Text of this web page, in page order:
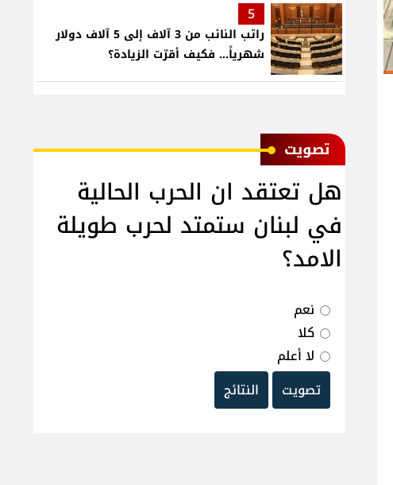
5
راتب النائب من 3 آلاف إلى 5 آلاف دولار
شهرياً... فكيف أقرّت الزيادة؟
ﺗﺼﻮﻳﺖ
هل تعتقد ان الحرب الحالية
في لبنان ستمتد لحرب طويلة
الامد؟
نعم
كلا
لا أعلم
تصويت
النتائج